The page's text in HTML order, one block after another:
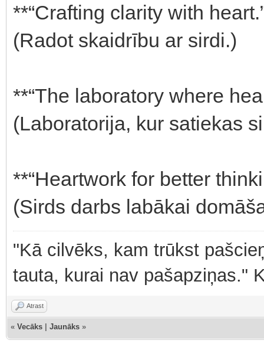
**“Crafting clarity with
(Radot skaidrību ar sirdi.)
**“The laboratory where
(Laboratorija, kur satiekas
**“Heartwork for better
(Sirds darbs labākai
"Kā cilvēks, kam trūkst
tauta, kurai nav pašapziņas."
Atrast
« Vecāks Jaunāks »